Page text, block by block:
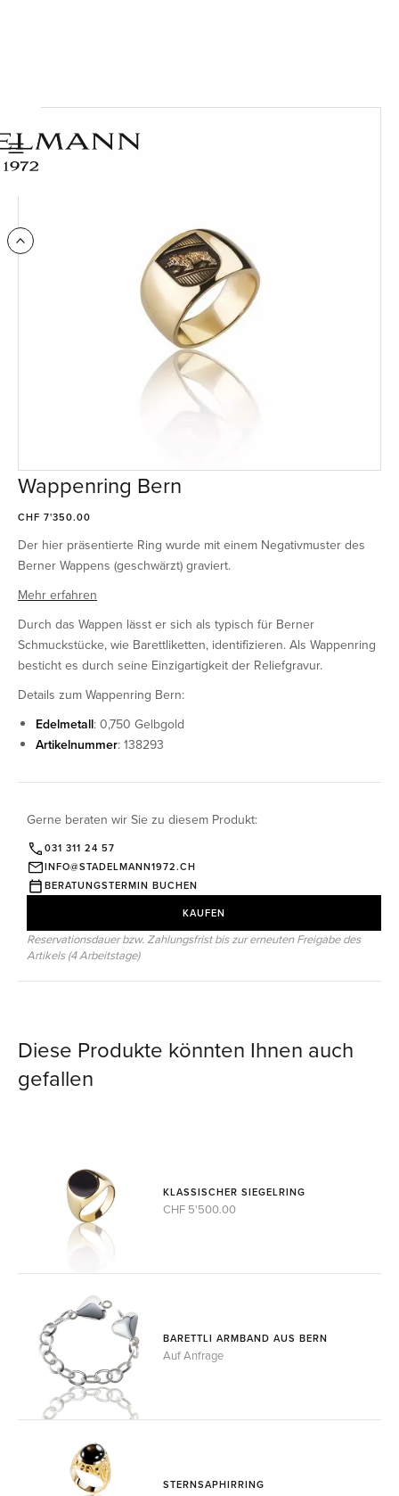
Wappenring Bern
CHF 7'350.00
Der hier präsentierte Ring wurde mit einem Negativmuster des
Berner Wappens (geschwärzt) graviert.
Mehr erfahren
Durch das Wappen lässt er sich als typisch für Berner
Schmuckstücke, wie Barettliketten, identifizieren. Als Wappenring
besticht es durch seine Einzigartigkeit der Reliefgravur.
Details zum Wappenring Bern:
Edelmetall: 0,750 Gelbgold
Artikelnummer: 138293
Gerne beraten wir Sie zu diesem Produkt:
031 311 24 57
INFO@STADELMANN1972.CH
BERATUNGSTERMIN BUCHEN
KAUFEN
Reservationsdauer bzw. Zahlungsfrist bis zur erneuten Freigabe des
Artikels (4 Arbeitstage)
Diese Produkte könnten Ihnen auch
gefallen
KLASSISCHER SIEGELRING
CHF 5'500.00
BARETTLI ARMBAND AUS BERN
Auf Anfrage
STERNSAPHIRRING